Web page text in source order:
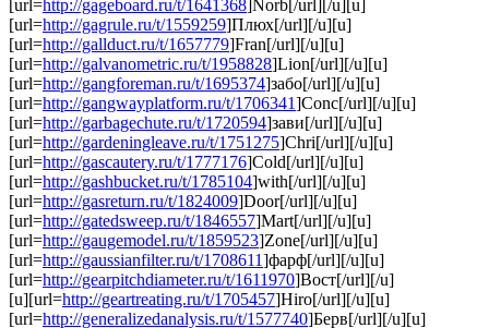
[url=http://gageboard.ru/t/1641368]Norb[/url][/u][u]
[url=http://gagrule.ru/t/1559259]Плюх[/url][/u][u]
[url=http://gallduct.ru/t/1657779]Fran[/url][/u][u]
[url=http://galvanometric.ru/t/1958828]Lion[/url][/u][u]
[url=http://gangforeman.ru/t/1695374]забо[/url][/u][u]
[url=http://gangwayplatform.ru/t/1706341]Conc[/url][/u][u]
[url=http://garbagechute.ru/t/1720594]зави[/url][/u][u]
[url=http://gardeningleave.ru/t/1751275]Chri[/url][/u][u]
[url=http://gascautery.ru/t/1777176]Cold[/url][/u][u]
[url=http://gashbucket.ru/t/1785104]with[/url][/u][u]
[url=http://gasreturn.ru/t/1824009]Door[/url][/u][u]
[url=http://gatedsweep.ru/t/1846557]Mart[/url][/u][u]
[url=http://gaugemodel.ru/t/1859523]Zone[/url][/u][u]
[url=http://gaussianfilter.ru/t/1708611]фарф[/url][/u][u]
[url=http://gearpitchdiameter.ru/t/1611970]Вост[/url][/u]
[u][url=http://geartreating.ru/t/1705457]Hiro[/url][/u][u]
[url=http://generalizedanalysis.ru/t/1577740]Берв[/url][/u][u]